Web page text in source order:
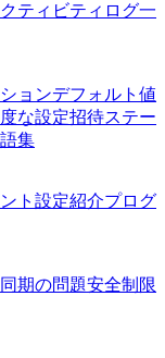
ティビティログ一
ョンデフォルト値
な設定招待ステー
集
ト設定紹介プログ
同期の問題安全制限